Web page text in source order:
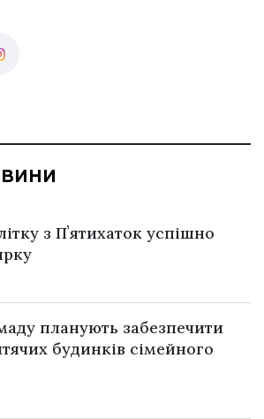
з Пʼятихаток успішно
планують забезпечити
будинків сімейного